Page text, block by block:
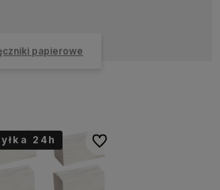
papierowe
24h
24h Do ulubionych